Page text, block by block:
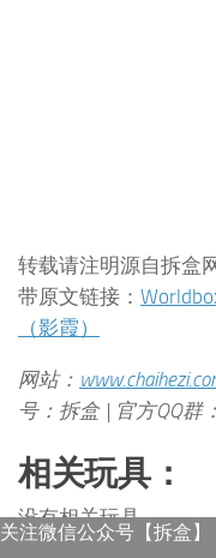
转载请注明源自拆盒
带原文链接：
（影霞）
网站：
号：拆盒 | 官方QQ
相关玩具：
没有相关玩具
关注微信公众号【拆盒